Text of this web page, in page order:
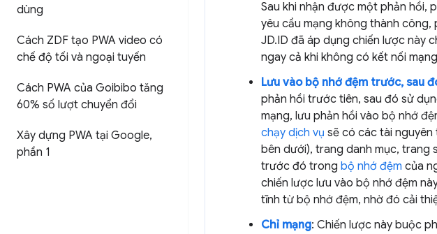
dùng
Cách ZDF tạo PWA video có
chế độ tối và ngoại tuyến
Cách PWA của Goibibo tăng
60% số lượt chuyển đổi
Xây dựng PWA tại Google,
phần 1
Sau khi nhận được một phản hồi,
yêu cầu mạng không thành
JD.ID đã áp dụng chiến lược này
ngay cả khi không có kết nối
Lưu vào bộ nhớ đệm trước, sau
phản hồi trước tiên, sau đó sử
mạng, lưu phản hồi vào bộ nhớ
chạy dịch vụ sẽ có các tài
bên dưới), trang danh mục, trang
trước đó trong bộ nhớ đệm của
chiến lược lưu vào bộ nhớ đệm
tĩnh từ bộ nhớ đệm, nhờ đó cải
Chỉ mạng: Chiến lược này buộc